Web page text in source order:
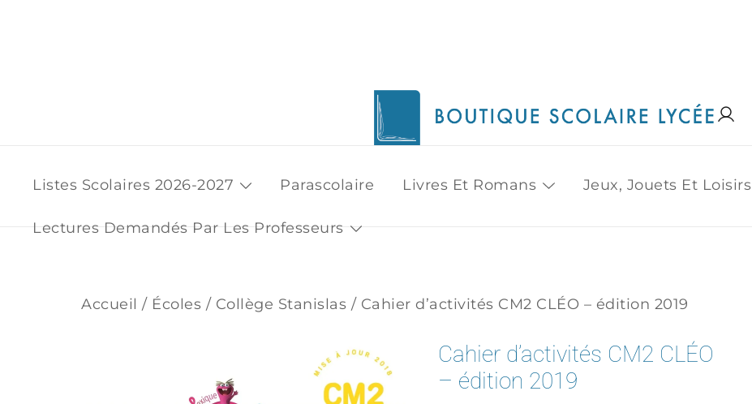
Listes Scolaires 2026-2027 Parascolaire Livres Et Romans Jeux, Jouets Et Loisirs
Lectures Demandés Par Les Professeurs
Accueil / Écoles / Collège Stanislas / Cahier d’activités CM2 CLÉO – édition 2019
Cahier d’activités CM2 CLÉO
– édition 2019